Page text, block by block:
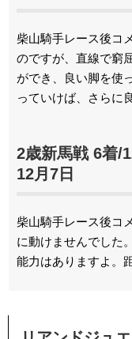
柴山騎手レース後コ
のですが、直線で窮
ができ、良い脚を使
っていけば、さらに
2歳新馬戦 6着/
12月7日
柴山騎手レース後コ
に動けませんでした
能力はありますよ。